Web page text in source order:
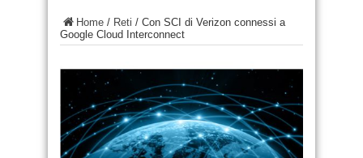
Home / Reti / Con SCI di Verizon connessi a
Google Cloud Interconnect